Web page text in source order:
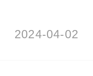
2024-04-02